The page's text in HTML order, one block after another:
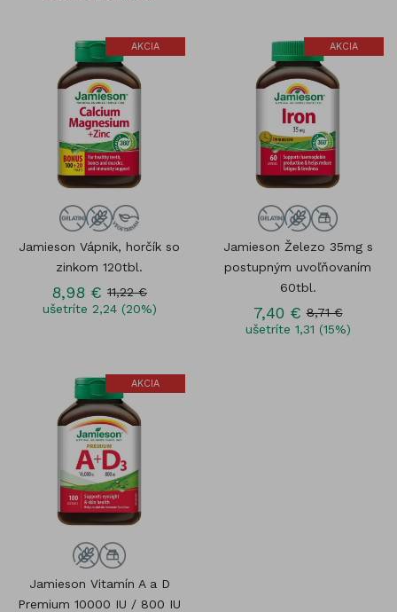
AKCIA
Jamieson Vápnik, horčík so
zinkom 120tbl.
8,98 € 11,22 €
ušetríte 2,24 (20%)
AKCIA
Jamieson Železo 35mg s
postupným uvoľňovaním
60tbl.
7,40 € 8,71 €
ušetríte 1,31 (15%)
AKCIA
Jamieson Vitamín A a D
Premium 10000 IU / 800 IU